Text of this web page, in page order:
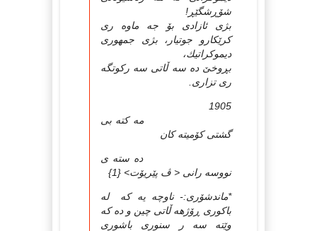
شۆڕشگێڕ!
بژی ئازادی بۆ جه ماوه ری
كرێكارو جوتیار، بژی جمهوری
دیموكراتیك،
بڕوخێ ده سه ڵاتی سه ركوتگه
ری تزاری.
1905
مه كته بی
گشتی كۆمیته كان
ده سته ی
نووسه رانی < ڤ پێریۆت> {1}
*ماندشۆری:- ناوچه یه كه له
باكوری ڕۆژهه ڵاتی چین و ده كه
وێته سه ر سنوری باشوری